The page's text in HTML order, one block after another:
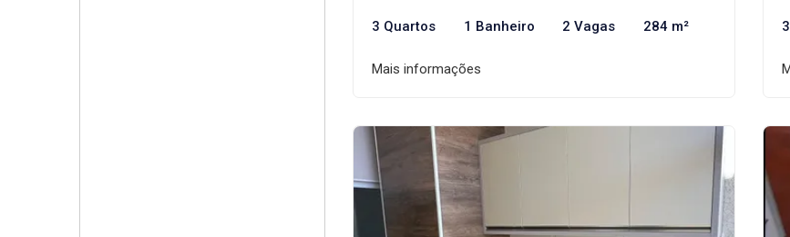
3 Quartos 1 Banheiro 2 Vagas 284 m²
Mais informações